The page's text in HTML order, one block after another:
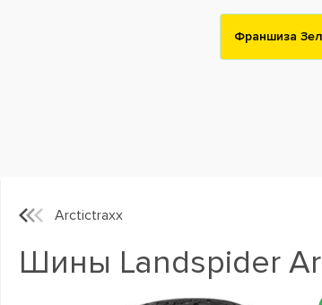
Франшиза
Arctictraxx
Шины Landspider